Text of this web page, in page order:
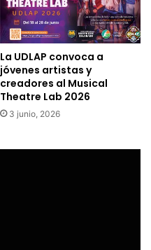
La UDLAP convoca a
jóvenes artistas y
creadores al Musical
Theatre Lab 2026
3 junio, 2026